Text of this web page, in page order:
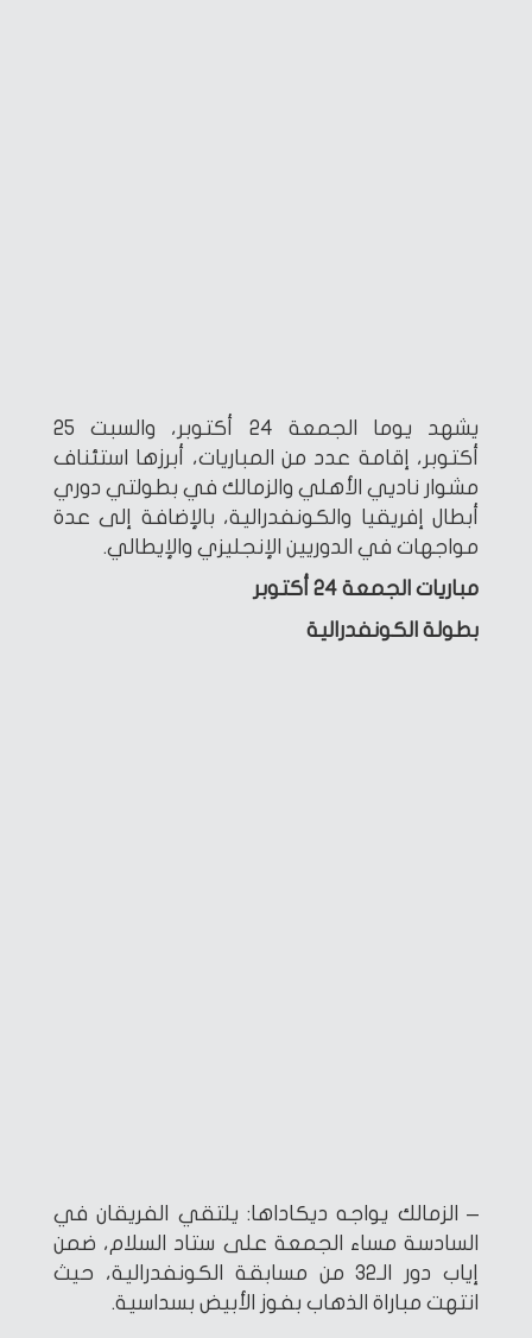
يشهد يوما الجمعة 24 أكتوبر، والسبت 25
أكتوبر، إقامة عدد من المباريات، أبرزها استئناف
مشوار ناديي الأهلي والزمالك في بطولتي دوري
أبطال إفريقيا والكونفدرالية، بالإضافة إلى عدة
مواجهات في الدوريين الإنجليزي والإيطالي.
مباريات الجمعة 24 أكتوبر
بطولة الكونفدرالية
– الزمالك يواجه ديكاداها: يلتقي الفريقان في
السادسة مساء الجمعة على ستاد السلام، ضمن
إياب دور الـ32 من مسابقة الكونفدرالية، حيث
انتهت مباراة الذهاب بفوز الأبيض بسداسية.